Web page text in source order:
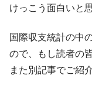
けっこう面白いと
国際収支統計の中
ので、もし読者の
また別記事でご紹